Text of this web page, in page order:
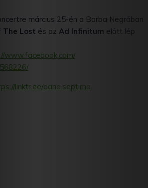
március 25-én a Barba Negrában
The Lost és az Ad Infinitum előtt lép
www.facebook.com/
linktr.ee/band.septima